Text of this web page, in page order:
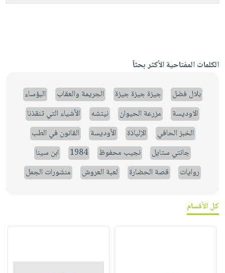
الكلمات المفتاحية الأكثر بحثاً
بلال فضل جيزة جيزة جيزة الجريمة والعقاب
البؤساء
الاوديسة
مزرعة الحيوان نيتشه
الأشياء التي تنقذنا
الخبز الحافي
الإلياذة الأوديسة
القانون في الطب
جانتي ستايل
نجيب محفوظ 1984
ابن سينا
روايات
قصة الحضارة لعبة العروش منشورات الجمل
كل الأقسام